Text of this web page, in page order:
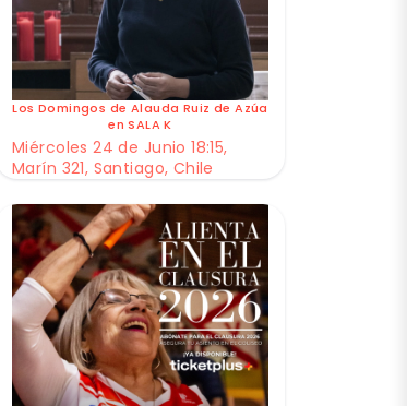
Los Domingos de Alauda Ruiz de Azúa
en SALA K
Miércoles 24 de Junio 18:15,
Marín 321, Santiago, Chile